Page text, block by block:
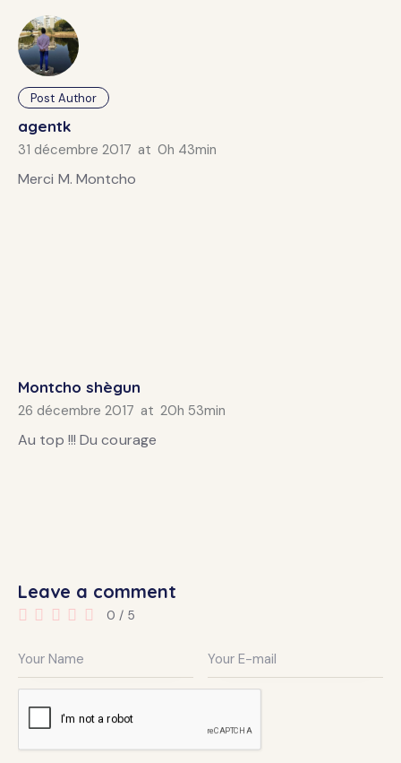
Post Author
agentk
31 décembre 2017 at 0h 43min
Merci M. Montcho
Montcho shègun
26 décembre 2017 at 20h 53min
Au top !!! Du courage
Leave a comment
0 / 5